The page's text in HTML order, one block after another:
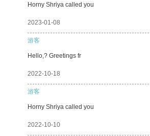
Horny Shriya called you
2023-01-08
游客
Hello,? Greetings fr
2022-10-18
游客
Horny Shriya called you
2022-10-10